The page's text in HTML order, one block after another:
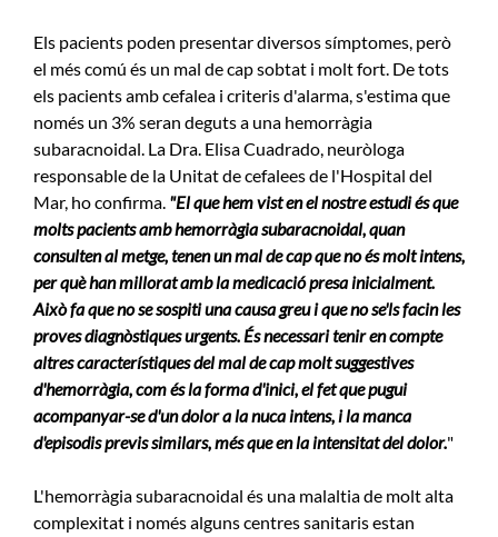
Els pacients poden presentar diversos símptomes, però
el més comú és un mal de cap sobtat i molt fort. De tots
els pacients amb cefalea i criteris d'alarma, s'estima que
només un 3% seran deguts a una hemorràgia
subaracnoidal. La Dra. Elisa Cuadrado, neuròloga
responsable de la Unitat de cefalees de l'Hospital del
Mar, ho confirma. "El que hem vist en el nostre estudi és que
molts pacients amb hemorràgia subaracnoidal, quan
consulten al metge, tenen un mal de cap que no és molt intens,
per què han millorat amb la medicació presa inicialment.
Això fa que no se sospiti una causa greu i que no se'ls facin les
proves diagnòstiques urgents. És necessari tenir en compte
altres característiques del mal de cap molt suggestives
d'hemorràgia, com és la forma d'inici, el fet que pugui
acompanyar-se d'un dolor a la nuca intens, i la manca
d'episodis previs similars, més que en la intensitat del dolor."
L'hemorràgia subaracnoidal és una malaltia de molt alta
complexitat i només alguns centres sanitaris estan